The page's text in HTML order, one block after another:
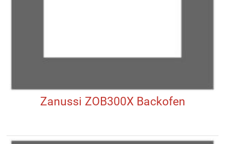
Zanussi ZOB300X Backofen